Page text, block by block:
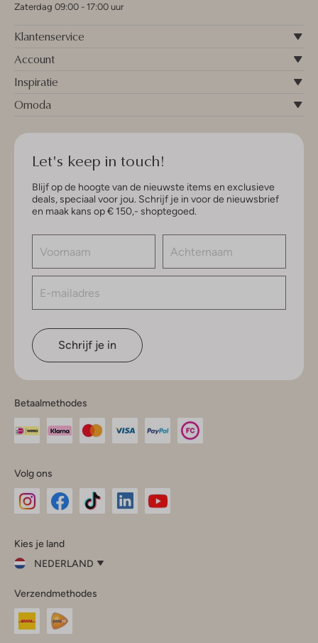
Zaterdag 09:00 - 17:00 uur
Klantenservice
Account
Inspiratie
Omoda
Let's keep in touch!
Blijf op de hoogte van de nieuwste items en exclusieve
deals, speciaal voor jou. Schrijf je in voor de nieuwsbrief
en maak kans op € 150,- shoptegoed.
Schrijf je in
Betaalmethodes
Volg ons
InstagramFacebook
Kies je land
NEDERLAND
je
land
Nederland
Verzendmethodes